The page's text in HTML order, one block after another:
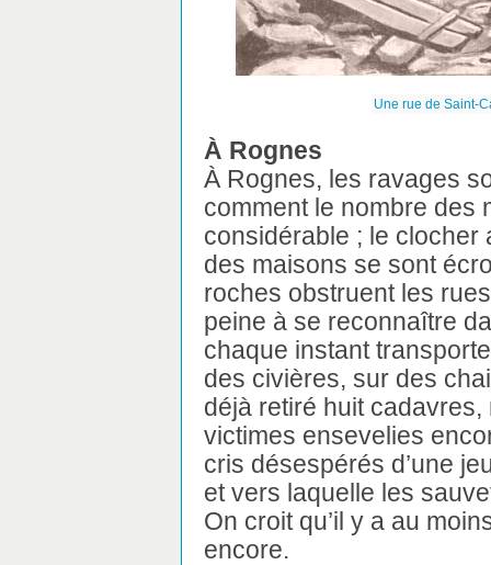
Une rue de Saint-
À Rognes
À Rognes, les ravages
comment le nombre des
considérable ; le clocher
des maisons se sont
roches obstruent les
peine à se reconnaître
chaque instant
des civières, sur des
déjà retiré huit
victimes ensevelies
cris désespérés d’une
et vers laquelle les
On croit qu’il y a au
encore.